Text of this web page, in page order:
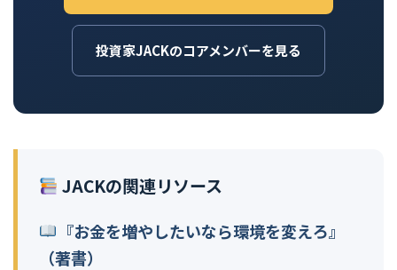
投資家JACKのコアメンバーを見る
JACKの関連リソース
『お金を増やしたいなら環境を変えろ』
（著書）